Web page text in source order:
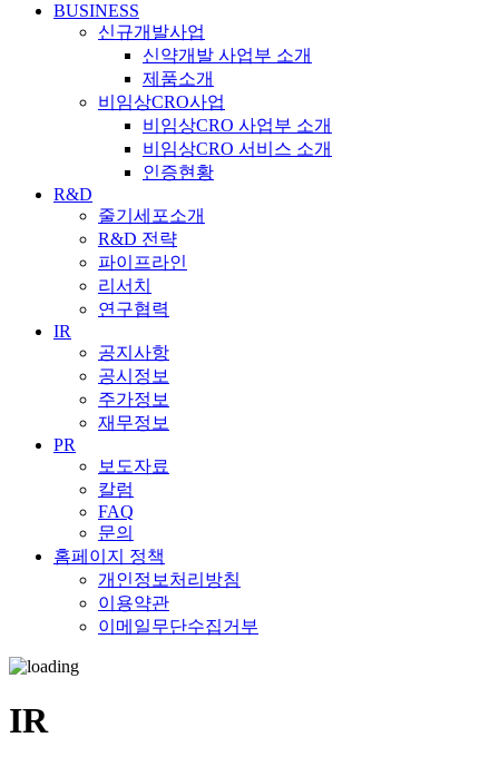
BUSINESS
신규개발사업
신약개발 사업부 소개
제품소개
비임상CRO사업
비임상CRO 사업부 소개
비임상CRO 서비스 소개
인증현황
R&D
줄기세포소개
R&D 전략
파이프라인
리서치
연구협력
IR
공지사항
공시정보
주가정보
재무정보
PR
보도자료
칼럼
FAQ
문의
홈페이지 정책
개인정보처리방침
이용약관
이메일무단수집거부
IR